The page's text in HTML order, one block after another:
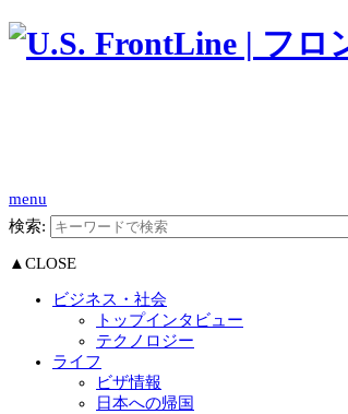
menu
検索:
▲CLOSE
ビジネス・社会
トップインタビュー
テクノロジー
ライフ
ビザ情報
日本への帰国